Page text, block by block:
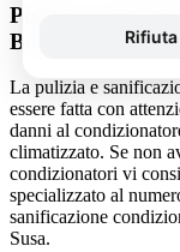
Pulizia e
Borgone Susa
La pulizia e
essere fatta con
danni al
climatizzato. Se non
condizionatori vi
specializzato al
sanificazione
Susa.